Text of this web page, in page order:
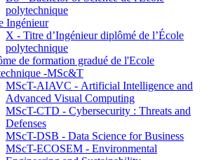
polytechnique
Ingénieur
X - Titre d’Ingénieur diplômé de l’École
polytechnique
de formation gradué de l'Ecole
-MSc&T
MScT-AIAVC - Artificial Intelligence and
Advanced Visual Computing
MScT-CTD - Cybersecurity : Threats and
Defenses
MScT-DSB - Data Science for Business
MScT-ECOSEM - Environmental